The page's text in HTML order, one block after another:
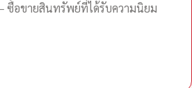
— ซื้อขายสินทรัพย์ที่ได้รับความนิยม